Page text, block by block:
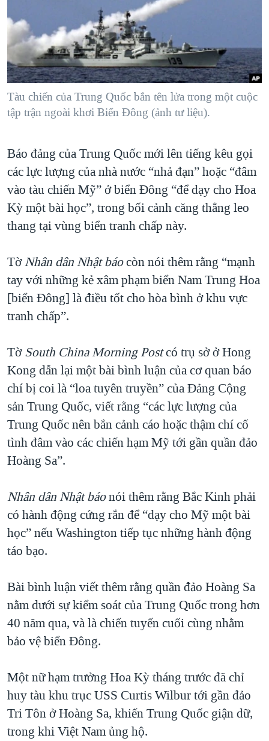
"Tìm" NGƯỜI VIỆT HẢI NGOẠI
ĐỜI SỐNG
KINH TẾ
KHOA HỌC
SỨC KHOẺ
VĂN HOÁ
HÀNH TRÌNH BẦU CỬ 2024
MỘT NĂM CHIẾN TRANH TẠI DẢI GAZA
GIẢI MÃ VÀNH ĐAI & CON ĐƯỜNG
TRỊNH VĨNH BÌNH - NGƯỜI HẠ 'BÊN THẮNG CUỘC'
CHI PHÍ CHIẾN TRANH AFGHANISTAN
CÁC GIÁ TRỊ CỘNG HÒA Ở VIỆT NAM
THƯỢNG ĐỈNH TRUMP-KIM TẠI VIỆT NAM
TRỊNH VĨNH BÌNH VS. CHÍNH PHỦ VIỆT NAM
BÊN KIA QUỐC LỘ: TIẾNG VỌNG TỪ NÔNG THÔN MỸ
QUAN HỆ VIỆT MỸ
NGHE
MẠNG XÃ HỘI
Ngôn ngữ khác
Tàu chiến của Trung Quốc bắn tên lửa trong một cuộc
tập trận ngoài khơi Biển Đông (ảnh tư liệu).
Báo đảng của Trung Quốc mới lên tiếng kêu gọi
các lực lượng của nhà nước “nhả đạn” hoặc “đâm
vào tàu chiến Mỹ” ở biển Đông “để dạy cho Hoa
Kỳ một bài học”, trong bối cảnh căng thẳng leo
thang tại vùng biển tranh chấp này.
TờNhân dân Nhật báocòn nói thêm rằng “mạnh
tay với những kẻ xâm phạm biển Nam Trung Hoa
[biển Đông] là điều tốt cho hòa bình ở khu vực
tranh chấp”.
TờSouth China Morning Postcó trụ sở ở Hong
Kong dẫn lại một bài bình luận của cơ quan báo
chí bị coi là “loa tuyên truyền” của Đảng Cộng
sản Trung Quốc, viết rằng “các lực lượng của
Trung Quốc nên bắn cảnh cáo hoặc thậm chí cố
tình đâm vào các chiến hạm Mỹ tới gần quần đảo
Hoàng Sa”.
Nhân dân Nhật báonói thêm rằng Bắc Kinh phải
có hành động cứng rắn để “dạy cho Mỹ một bài
học” nếu Washington tiếp tục những hành động
táo bạo.
Bài bình luận viết thêm rằng quần đảo Hoàng Sa
nằm dưới sự kiểm soát của Trung Quốc trong hơn
40 năm qua, và là chiến tuyến cuối cùng nhằm
bảo vệ biển Đông.
Một nữ hạm trưởng Hoa Kỳ tháng trước đã chỉ
huy tàu khu trục USS Curtis Wilbur tới gần đảo
Tri Tôn ở Hoàng Sa, khiến Trung Quốc giận dữ,
trong khi Việt Nam ủng hộ.